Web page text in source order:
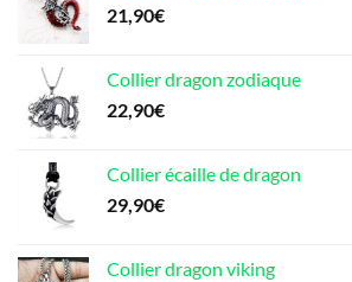
21,90€
Collier dragon zodiaque
22,90€
Collier écaille de dragon
29,90€
Collier dragon viking